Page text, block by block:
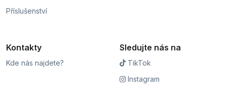
Příslušenství
Kontakty
Kde nás najdete?
Sledujte nás na
TikTok
Instagram